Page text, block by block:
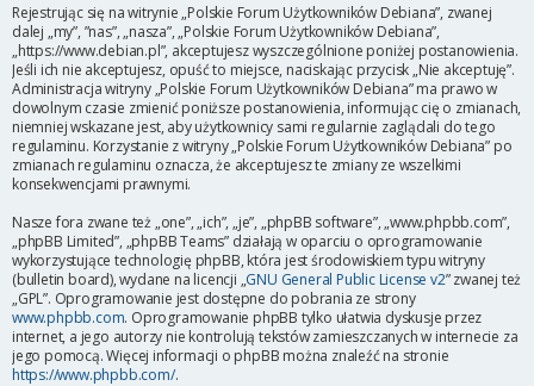
j
Rejestrując się na witrynie „Polskie Forum Użytkowników Debiana”, zwanej
dalej „my”, ”nas”, „nasza”, „Polskie Forum Użytkowników Debiana”,
„https://www.debian.pl”, akceptujesz wyszczególnione poniżej postanowienia.
Jeśli ich nie akceptujesz, opuść to miejsce, naciskając przycisk „Nie akceptuję”.
Administracja witryny „Polskie Forum Użytkowników Debiana” ma prawo w
dowolnym czasie zmienić poniższe postanowienia, informując cię o zmianach,
niemniej wskazane jest, aby użytkownicy sami regularnie zaglądali do tego
regulaminu. Korzystanie z witryny „Polskie Forum Użytkowników Debiana” po
zmianach regulaminu oznacza, że akceptujesz te zmiany ze wszelkimi
konsekwencjami prawnymi.
Nasze fora zwane też „one”, „ich”, „je”, „phpBB software”, „www.phpbb.com”,
„phpBB Limited”, „phpBB Teams” działają w oparciu o oprogramowanie
wykorzystujące technologię phpBB, która jest środowiskiem typu witryny
(bulletin board), wydane na licencji „GNU General Public License v2” zwanej też
„GPL”. Oprogramowanie jest dostępne do pobrania ze strony
www.phpbb.com. Oprogramowanie phpBB tylko ułatwia dyskusje przez
internet, a jego autorzy nie kontrolują tekstów zamieszczanych w internecie za
jego pomocą. Więcej informacji o phpBB można znaleźć na stronie
https://www.phpbb.com/.